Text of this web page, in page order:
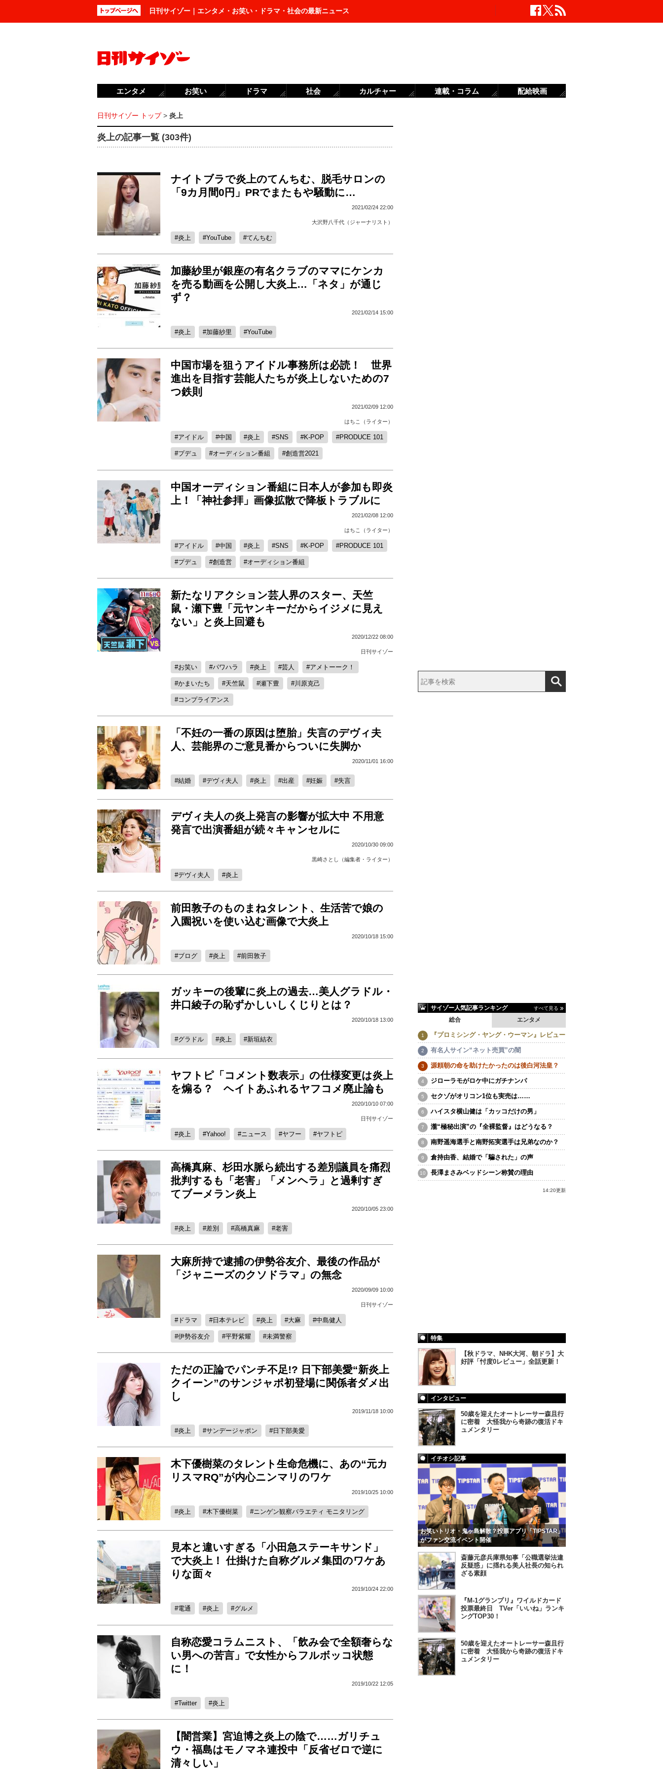
日刊サイゾー｜エンタメ・お笑い・ドラマ・社会の最新ニュース
日刊サイゾー トップ> 炎上
炎上の記事一覧 (303件)
ナイトブラで炎上のてんちむ、脱毛サロンの
「9カ月間0円」PRでまたもや騒動に…
2021/02/24 22:00
大沢野八千代（ジャーナリスト）
炎上 YouTube てんちむ
加藤紗里が銀座の有名クラブのママにケンカ
を売る動画を公開し大炎上…「ネタ」が通じ
ず？
2021/02/14 15:00
炎上 加藤紗里 YouTube
中国市場を狙うアイドル事務所は必読！ 世界
進出を目指す芸能人たちが炎上しないための7
つ鉄則
2021/02/09 12:00
はちこ（ライター）
アイドル 中国 炎上 SNS K-POP PRODUCE 101
プデュ オーディション番組 創造営2021
中国オーディション番組に日本人が参加も即炎
上！「神社参拝」画像拡散で降板トラブルに
2021/02/08 12:00
はちこ（ライター）
アイドル 中国 炎上 SNS K-POP PRODUCE 101
プデュ 創造営 オーディション番組
新たなリアクション芸人界のスター、天竺
鼠・瀬下豊「元ヤンキーだからイジメに見え
ない」と炎上回避も
2020/12/22 08:00
日刊サイゾー
お笑い パワハラ 炎上 芸人 アメトーーク！
かまいたち 天竺鼠 瀬下豊 川原克己
コンプライアンス
「不妊の一番の原因は堕胎」失言のデヴィ夫
人、芸能界のご意見番からついに失脚か
2020/11/01 16:00
結婚 デヴィ夫人 炎上 出産 妊娠 失言
デヴィ夫人の炎上発言の影響が拡大中 不用意
発言で出演番組が続々キャンセルに
2020/10/30 09:00
黒崎さとし（編集者・ライター）
デヴィ夫人 炎上
前田敦子のものまねタレント、生活苦で娘の
入園祝いを使い込む画像で大炎上
2020/10/18 15:00
ブログ 炎上 前田敦子
ガッキーの後輩に炎上の過去…美人グラドル・
井口綾子の恥ずかしいしくじりとは？
2020/10/18 13:00
グラドル 炎上 新垣結衣
ヤフトピ「コメント数表示」の仕様変更は炎上
を煽る？ ヘイトあふれるヤフコメ廃止論も
2020/10/10 07:00
日刊サイゾー
炎上 Yahoo! ニュース ヤフー ヤフトピ
高橋真麻、杉田水脈ら続出する差別議員を痛烈
批判するも「老害」「メンヘラ」と過剰すぎ
てブーメラン炎上
2020/10/05 23:00
炎上 差別 高橋真麻 老害
大麻所持で逮捕の伊勢谷友介、最後の作品が
「ジャニーズのクソドラマ」の無念
2020/09/09 10:00
日刊サイゾー
ドラマ 日本テレビ 炎上 大麻 中島健人
伊勢谷友介 平野紫耀 未満警察
ただの正論でパンチ不足!? 日下部美愛“新炎上
クイーン”のサンジャポ初登場に関係者ダメ出
し
2019/11/18 10:00
炎上 サンデージャポン 日下部美愛
木下優樹菜のタレント生命危機に、あの“元カ
リスマRQ”が内心ニンマリのワケ
2019/10/25 10:00
炎上 木下優樹菜 ニンゲン観察バラエティ モニタリング
見本と違いすぎる「小田急ステーキサンド」
で大炎上！ 仕掛けた自称グルメ集団のワケあ
りな面々
2019/10/24 22:00
電通 炎上 グルメ
自称恋愛コラムニスト、「飲み会で全額奢らな
い男への苦言」で女性からフルボッコ状態
に！
2019/10/22 12:05
Twitter 炎上
【闇営業】宮迫博之炎上の陰で……ガリチュ
ウ・福島はモノマネ連投中「反省ゼロで逆に
清々しい」
サイゾー人気記事ランキング すべて見る
エンタメ
総合
『プロミシング・ヤング・ウーマン』レビュー
有名人サイン“ネット売買”の闇
源頼朝の命を助けたかったのは後白河法皇？
ジローラモがロケ中にガチナンパ
セクゾがオリコン1位も実売は……
ハイスタ横山健は「カッコだけの男」
瀧“極秘出演”の『全裸監督』はどうなる？
南野遥海選手と南野拓実選手は兄弟なのか？
倉持由香、結婚で「騙された」の声
長澤まさみベッドシーン称賛の理由
14:20更新
特集
【秋ドラマ、NHK大河、朝ドラ】大
好評「忖度0レビュー」全話更新！
インタビュー
50歳を迎えたオートレーサー森且行
に密着 大怪我から奇跡の復活ドキ
ュメンタリー
イチオシ記事
お笑いトリオ・鬼ヶ島解散？投票アプリ「TIPSTAR」
がファン交流イベント開催
斎藤元彦兵庫県知事「公職選挙法違
反疑惑」に揺れる美人社長の知られ
ざる素顔
『M-1グランプリ』ワイルドカード
投票最終日 TVer「いいね」ランキ
ングTOP30！
50歳を迎えたオートレーサー森且行
に密着 大怪我から奇跡の復活ドキ
ュメンタリー
エンタメ お笑い ドラマ 社会 カルチャー 連載・コラム 配給映画